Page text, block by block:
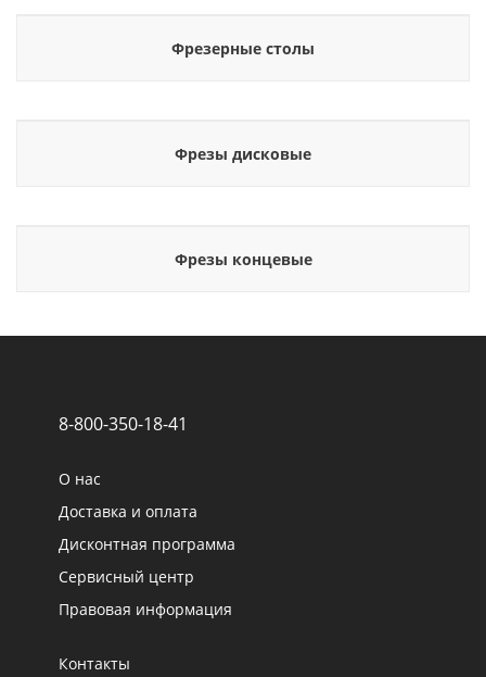
Фрезерные столы
Фрезы дисковые
Фрезы концевые
8-800-350-18-41
О нас
Доставка и оплата
Дисконтная программа
Сервисный центр
Правовая информация
Контакты